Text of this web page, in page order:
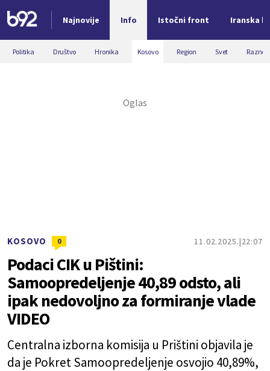
Najnovije Info Istočni front Iranska
Nova vest
Politika Društvo Hronika Kosovo Region Svet Razno
KOSOVO 0 11.02.2025. 22:07
Podaci CIK u Pištini:
Samoopredeljenje 40,89 odsto, ali
ipak nedovoljno za formiranje vlade
VIDEO
Centralna izborna komisija u Prištini objavila je
da je Pokret Samoopredeljenje osvojio 40,89%,